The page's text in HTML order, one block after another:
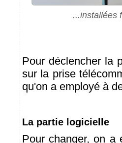
...installées
Pour déclencher la
sur la prise
qu'on a employé à
La partie logicielle
Pour changer, on a